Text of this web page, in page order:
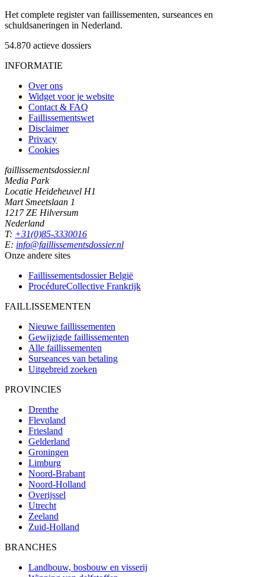
Het complete register van faillissementen, surseances en
schuldsaneringen in Nederland.
54.870 actieve dossiers
INFORMATIE
Over ons
Widget voor je website
Contact & FAQ
Faillissementswet
Disclaimer
Privacy
Cookies
faillissementsdossier.nl
Media Park
Locatie Heideheuvel H1
Mart Smeetslaan 1
1217 ZE Hilversum
Nederland
T: +31(0)85-3330016
E: info@faillissementsdossier.nl
Onze andere sites
Faillissementsdossier België
ProcédureCollective Frankrijk
FAILLISSEMENTEN
Nieuwe faillissementen
Gewijzigde faillissementen
Alle faillissementen
Surseances van betaling
Uitgebreid zoeken
PROVINCIES
Drenthe
Flevoland
Friesland
Gelderland
Groningen
Limburg
Noord-Brabant
Noord-Holland
Overijssel
Utrecht
Zeeland
Zuid-Holland
BRANCHES
Landbouw, bosbouw en visserij